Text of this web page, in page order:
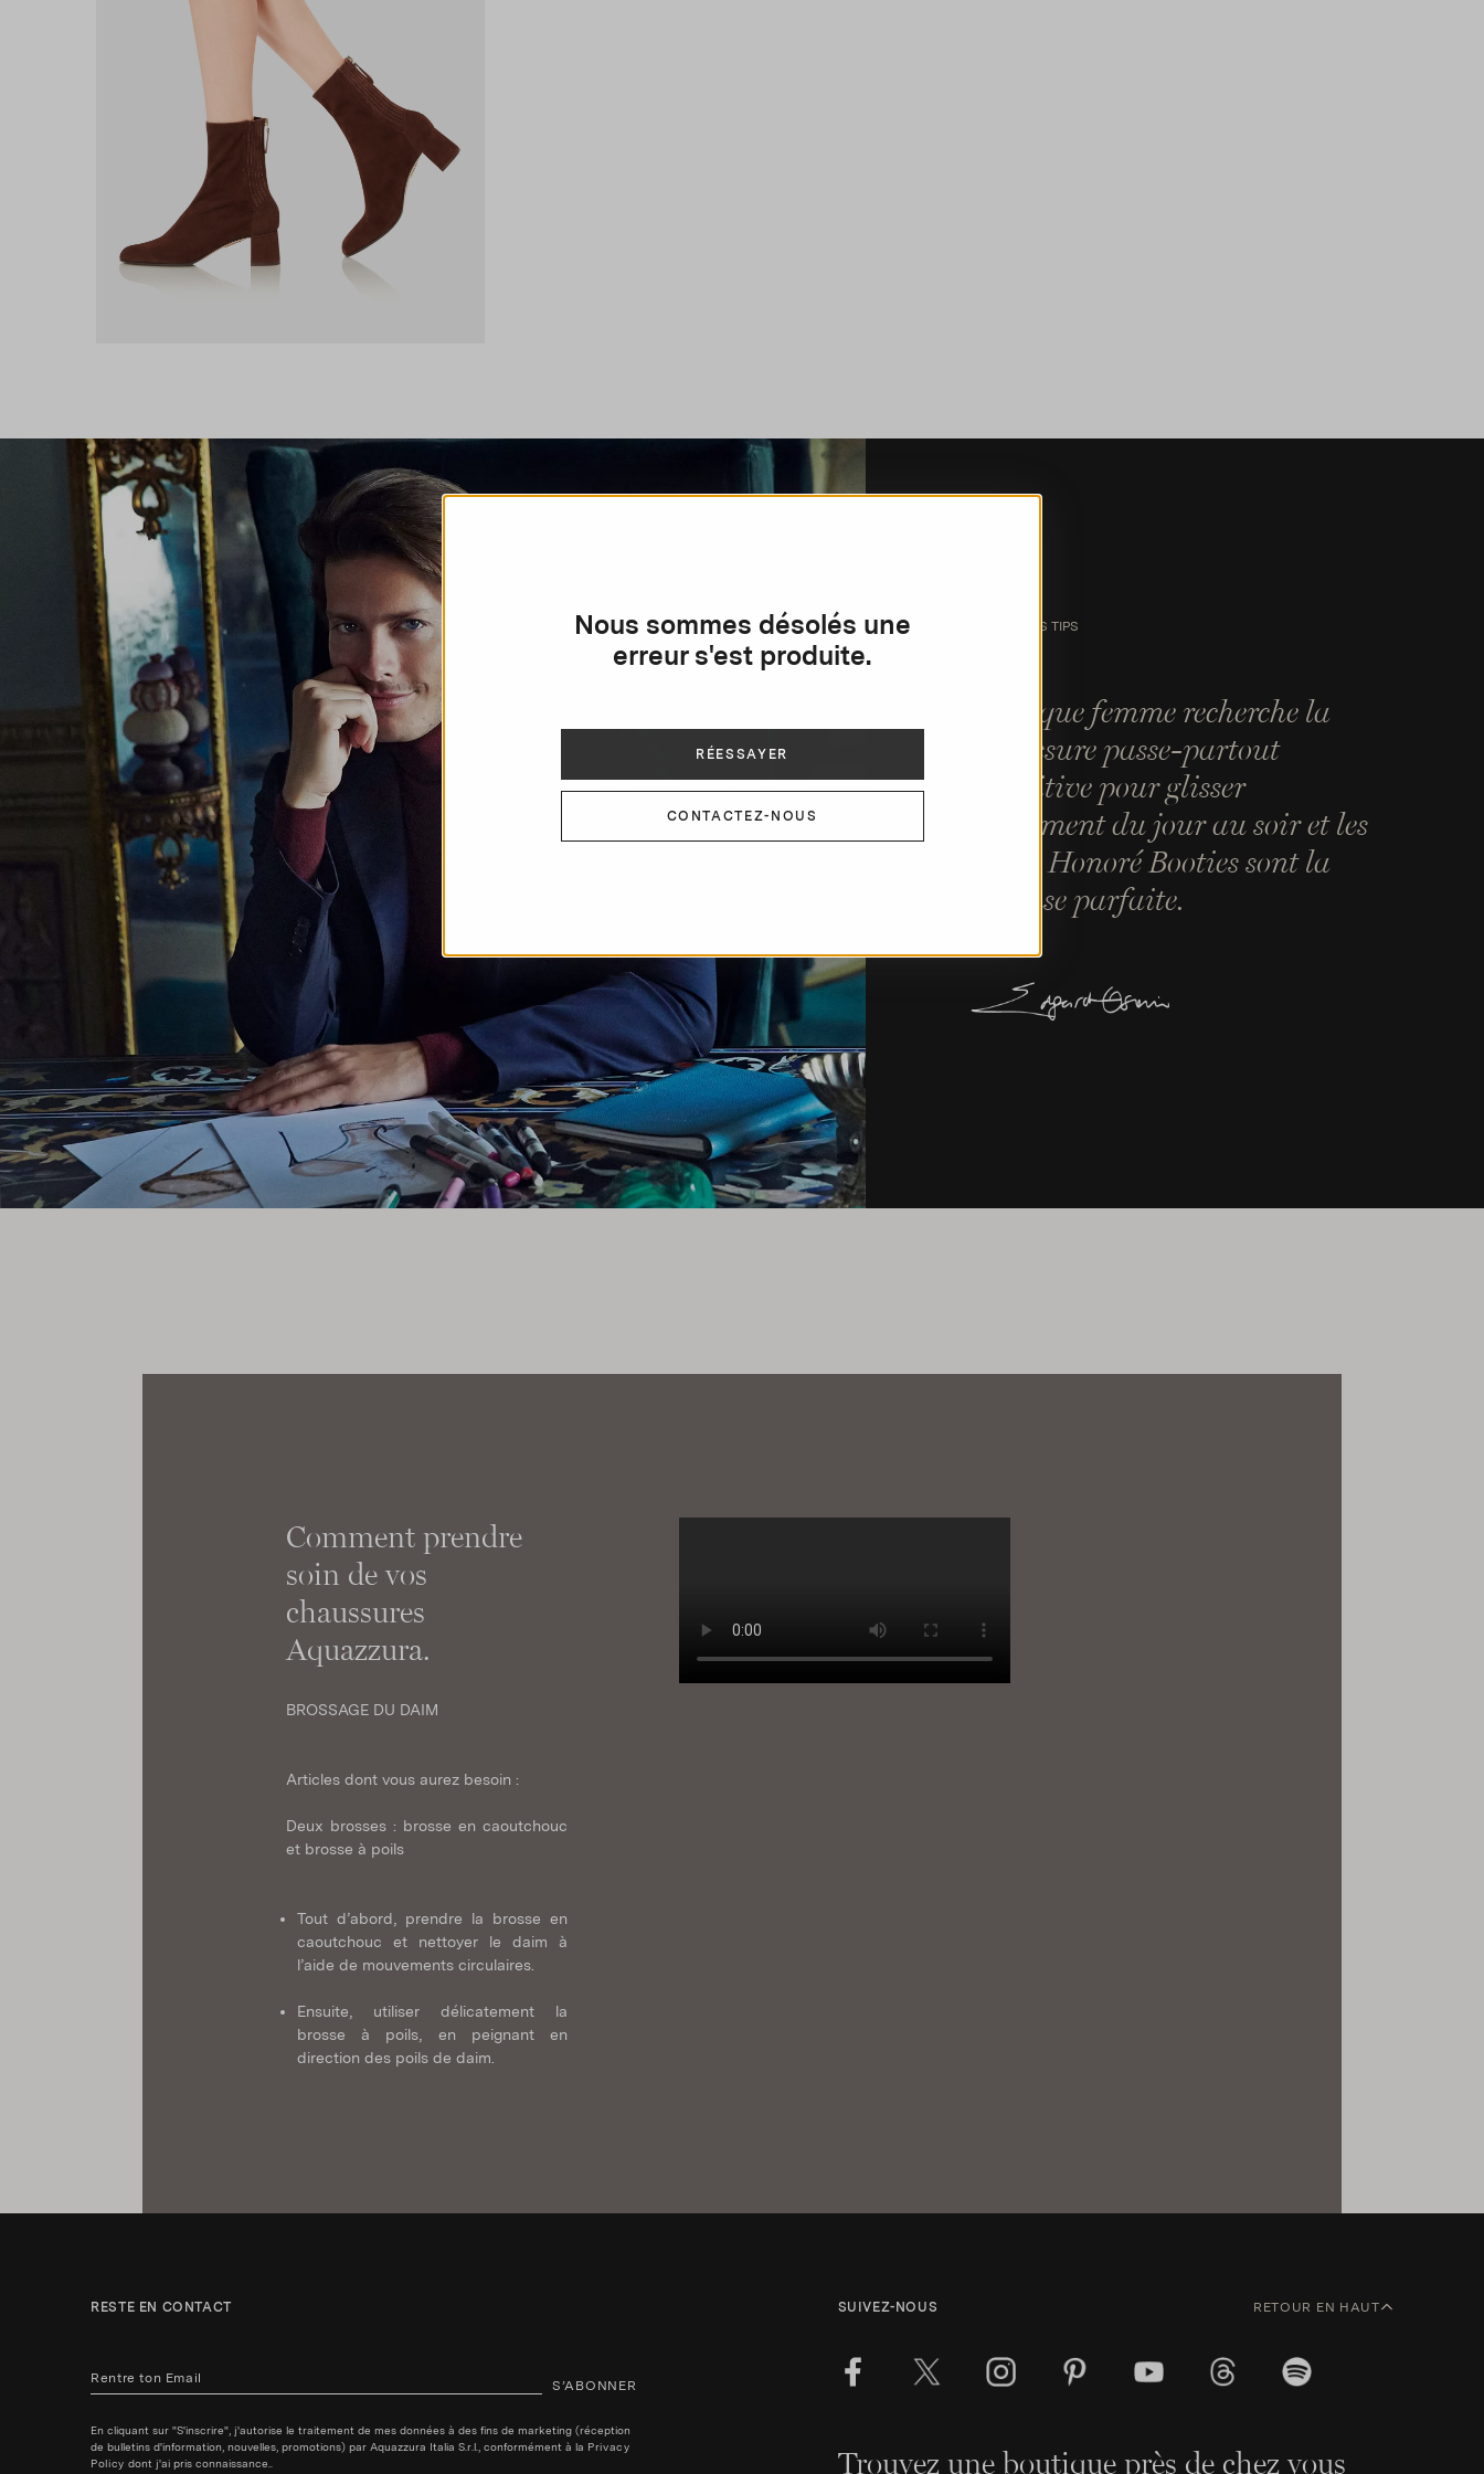
Nous sommes désolés une
erreur s'est produite.
RÉESSAYER
CONTACTEZ-NOUS
DESIGNER'S TIPS
«Chaque femme recherche la
chaussure passe-partout
définitive pour glisser
facilement du jour au soir et les
Saint Honoré Booties sont la
réponse parfaite.
Comment prendre
soin de vos
chaussures
Aquazzura.
BROSSAGE DU DAIM
Articles dont vous aurez besoin :
Deux brosses : brosse en caoutchouc
et brosse à poils
Tout d’abord, prendre la brosse en
caoutchouc et nettoyer le daim à
l’aide de mouvements circulaires.
Ensuite, utiliser délicatement la
brosse à poils, en peignant en
direction des poils de daim.
RESTE EN CONTACT
S’ABONNER
En cliquant sur "S'inscrire", j'autorise le traitement de mes données à des fins de marketing (réception
de bulletins d'information, nouvelles, promotions) par Aquazzura Italia S.r.l., conformément à la Privacy
Policy dont j'ai pris connaissance..
SUIVEZ-NOUS RETOUR EN HAUT
Trouvez une boutique près de chez vous